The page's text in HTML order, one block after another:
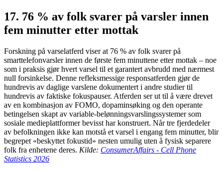
17. 76 % av folk svarer på varsler innen
fem minutter etter mottak
Forskning på varselatferd viser at 76 % av folk svarer på
smarttelefonvarsler innen de første fem minuttene etter mottak – noe
som i praksis gjør hvert varsel til et garantert avbrudd med nærmest
null forsinkelse. Denne refleksmessige responsatferden gjør de
hundrevis av daglige varslene dokumentert i andre studier til
hundrevis av faktiske fokuspauser. Atferden ser ut til å være drevet
av en kombinasjon av FOMO, dopaminsøking og den operante
betingelsen skapt av variable-belønningsvarslingssystemer som
sosiale medieplattformer bevisst har konstruert. Når tre fjerdedeler
av befolkningen ikke kan motstå et varsel i engang fem minutter, blir
begrepet «beskyttet fokustid» nesten umulig uten å fysisk separere
folk fra enhetene deres. Kilde: ConsumerAffairs - Cell Phone
Statistics 2026